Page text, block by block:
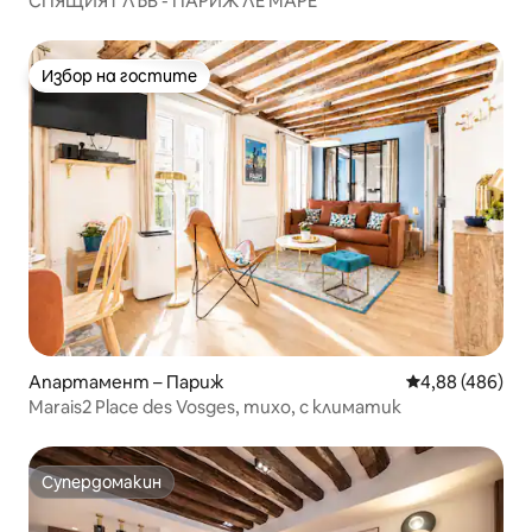
Избор на гостите
Избор на гостите
Апартамент – Париж Средна
4,88 (486)
Marais2 Place des Vosges, тихо, с климатик
Супердомакин
Супердомакин